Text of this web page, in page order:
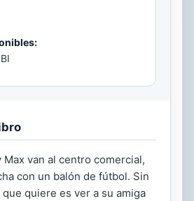
Max van al centro comercial,
con un balón de fútbol. Sin
quiere es ver a su amiga